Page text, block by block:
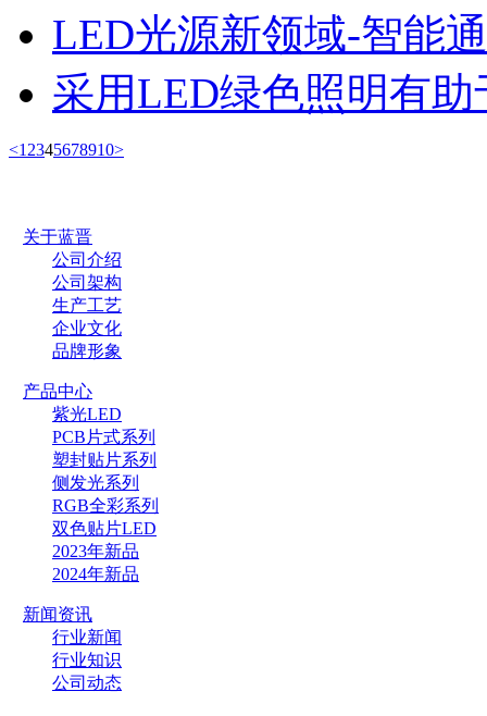
LED光源新领域-智能
采用LED绿色照明有
<1 2345678910>
关于蓝晋
公司介绍
公司架构
生产工艺
企业文化
品牌形象
产品中心
紫光LED
PCB片式系列
塑封贴片系列
侧发光系列
RGB全彩系列
双色贴片LED
2023年新品
2024年新品
新闻资讯
行业新闻
行业知识
公司动态